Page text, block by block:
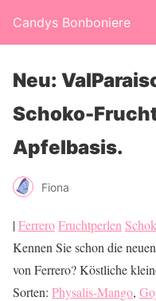
Candys Bonboniere
Neu:
Schoko-
Apfelbasis.
Fiona
|FerreroFruchtperlen
Kennen Sie schon die neuen
von Ferrero? Köstliche
Sorten: Physalis-Mango,